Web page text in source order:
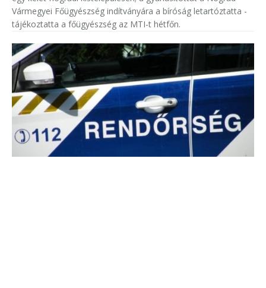
Vármegyei Főügyészség indítványára a bíróság letartóztatta -
tájékoztatta a főügyészség az MTI-t hétfőn.